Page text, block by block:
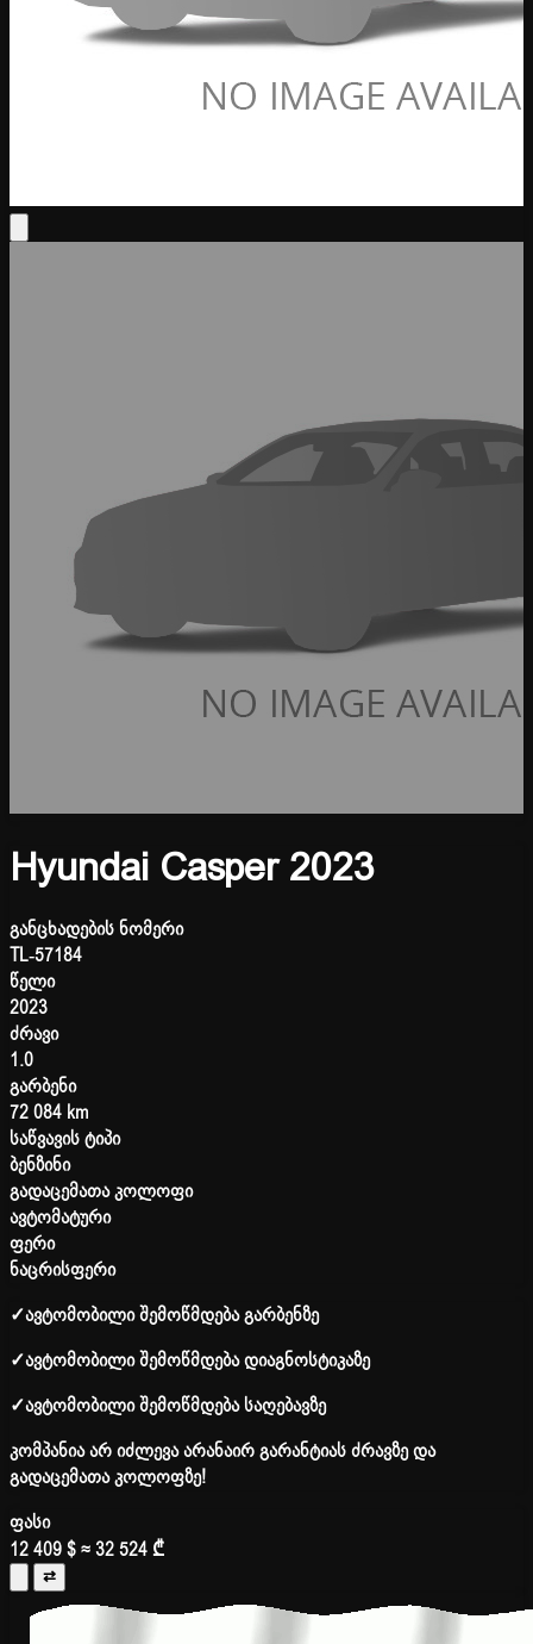
Hyundai Casper 2023
განცხადების ნომერი
TL-57184
წელი
2023
ძრავი
1.0
გარბენი
72 084 km
საწვავის ტიპი
ბენზინი
გადაცემათა კოლოფი
ავტომატური
ფერი
ნაცრისფერი
✓ავტომობილი შემოწმდება გარბენზე
✓ავტომობილი შემოწმდება დიაგნოსტიკაზე
✓ავტომობილი შემოწმდება საღებავზე
კომპანია არ იძლევა არანაირ გარანტიას ძრავზე და
გადაცემათა კოლოფზე!
ფასი
12 409 $≈ 32 524 ₾
⇄